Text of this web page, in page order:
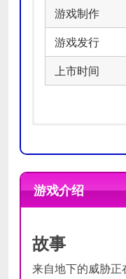
游戏制作
游戏发行
上市时间
最低
推荐
游戏介绍
故事
来自地下的威胁